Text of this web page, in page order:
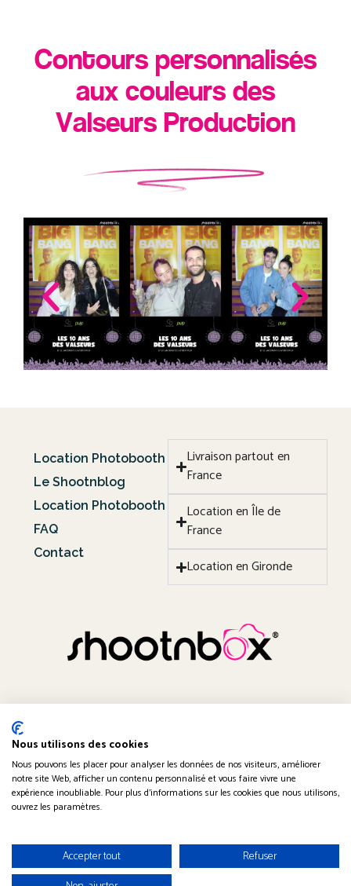
Contours personnalisés
aux couleurs des
Valseurs Production
Location Photobooth
Le Shootnblog
Location Photobooth
FAQ
Contact
Livraison partout en
France
Location en Île de
France
Location en Gironde
Obtenir un devis
Nous utilisons des cookies
Nous pouvons les placer pour analyser les données de nos visiteurs, améliorer
notre site Web, afficher un contenu personnalisé et vous faire vivre une
expérience inoubliable. Pour plus d'informations sur les cookies que nous utilisons,
ouvrez les paramètres.
Accepter tout
Refuser